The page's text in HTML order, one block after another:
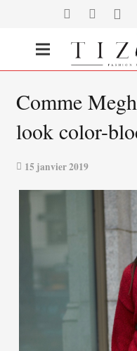
Comme
look color-
15 janvier 2019